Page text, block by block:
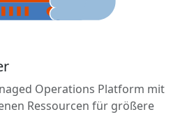
Operations Platform mit
Ressourcen für größere